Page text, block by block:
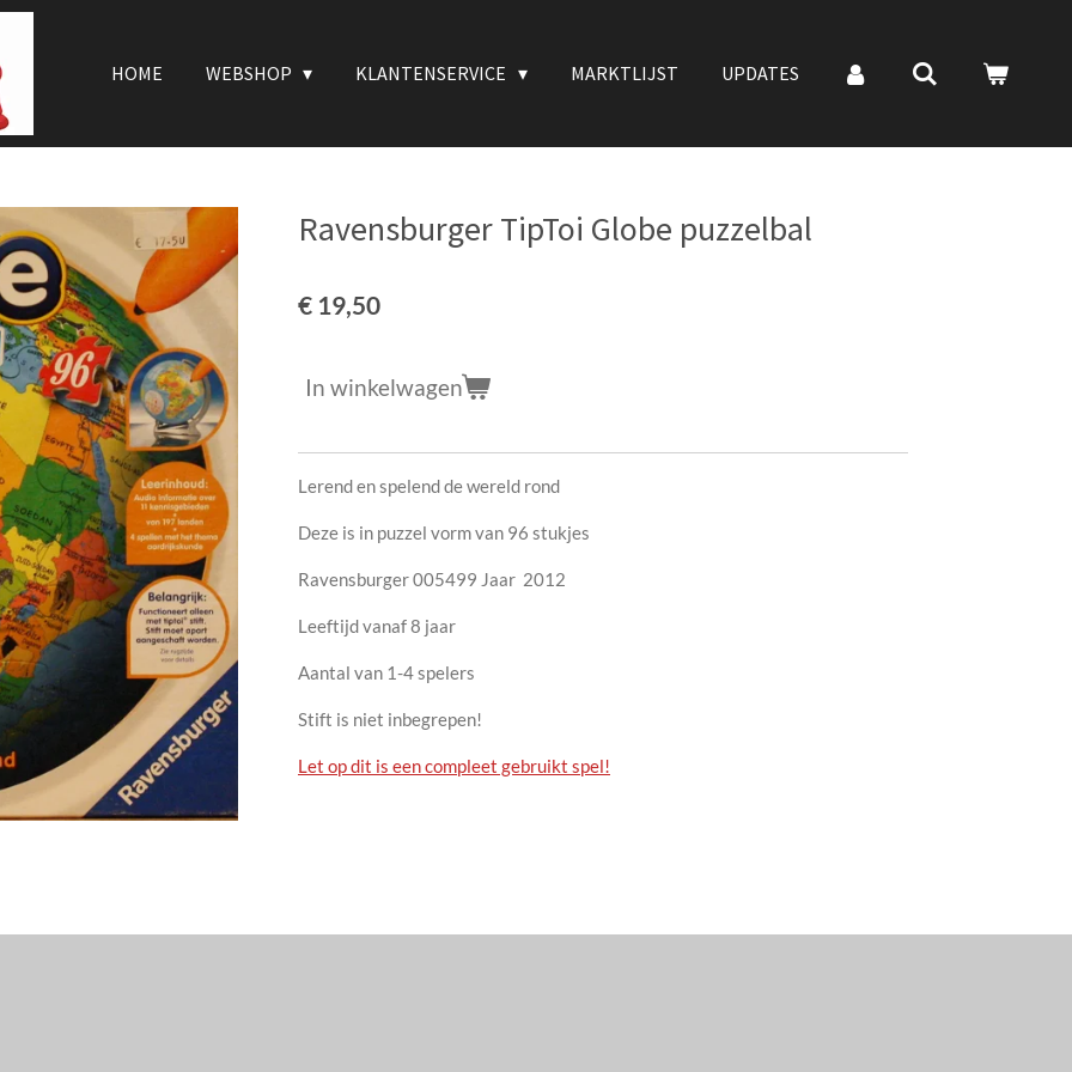
HOME WEBSHOP KLANTENSERVICE MARKTLIJST UPDATES
Ravensburger TipToi Globe puzzelbal
€ 19,50
In winkelwagen
Lerend en spelend de wereld rond
Deze is in puzzel vorm van 96 stukjes
Ravensburger 005499 Jaar 2012
Leeftijd vanaf 8 jaar
Aantal van 1-4 spelers
Stift is niet inbegrepen!
Let op dit is een compleet gebruikt spel!